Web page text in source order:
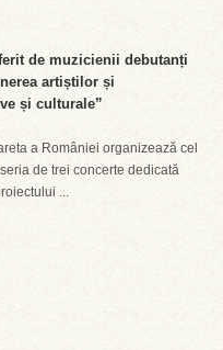
de muzicienii debutanți
artiștilor și
și culturale”
a României organizează cel
de trei concerte dedicată
...